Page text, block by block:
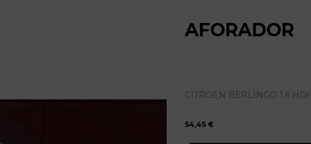
AFORADOR
CITROEN BERLINGO 1.6 HDI
54,45 €